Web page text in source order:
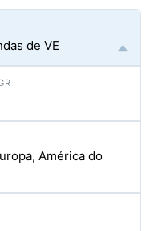
de VE
América do